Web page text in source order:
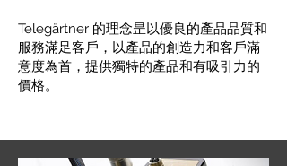
Telegärtner 的理念昰以優良的產品品質和
服務滿足客戶，以產品的創造力和客戶滿
意度為首，提供獨特的產品和有吸引力的
價格。